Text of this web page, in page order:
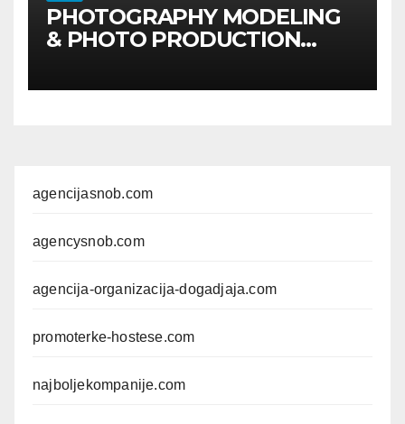
PHOTOGRAPHY MODELING
& PHOTO PRODUCTION
kroz foto modele,
agencijasnob.com
agencysnob.com
agencija-organizacija-dogadjaja.com
promoterke-hostese.com
najboljekompanije.com